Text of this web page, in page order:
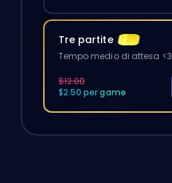
Tre partite
Tempo medio di attesa
$12.00
$2.50 per game